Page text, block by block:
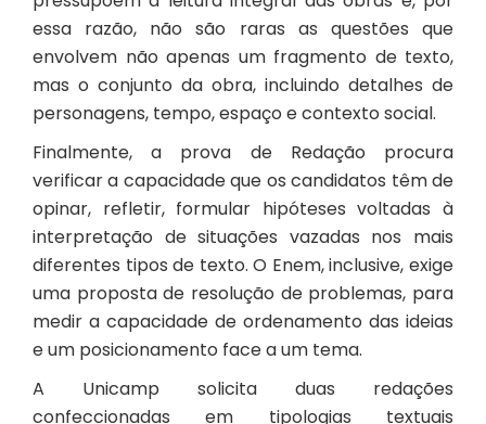
essa razão, não são raras as questões que
envolvem não apenas um fragmento de texto,
mas o conjunto da obra, incluindo detalhes de
personagens, tempo, espaço e contexto social.
Finalmente, a prova de Redação procura
verificar a capacidade que os candidatos têm de
opinar, refletir, formular hipóteses voltadas à
interpretação de situações vazadas nos mais
diferentes tipos de texto. O Enem, inclusive, exige
uma proposta de resolução de problemas, para
medir a capacidade de ordenamento das ideias
e um posicionamento face a um tema.
A Unicamp solicita duas redações
confeccionadas em tipologias textuais